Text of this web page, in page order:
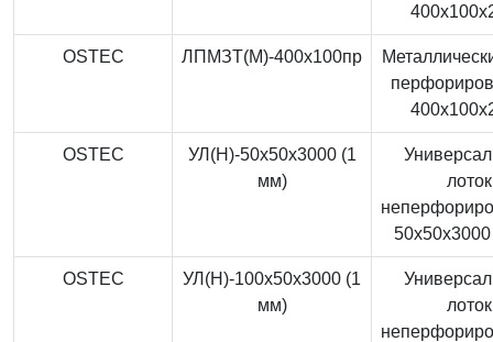
OSTEC ЛПМЗТ(М)-400x100пр
OSTEC
УЛ(Н)-50x50x3000 (1
мм)
лоток
OSTEC
УЛ(Н)-100x50x3000 (1
мм)
лоток